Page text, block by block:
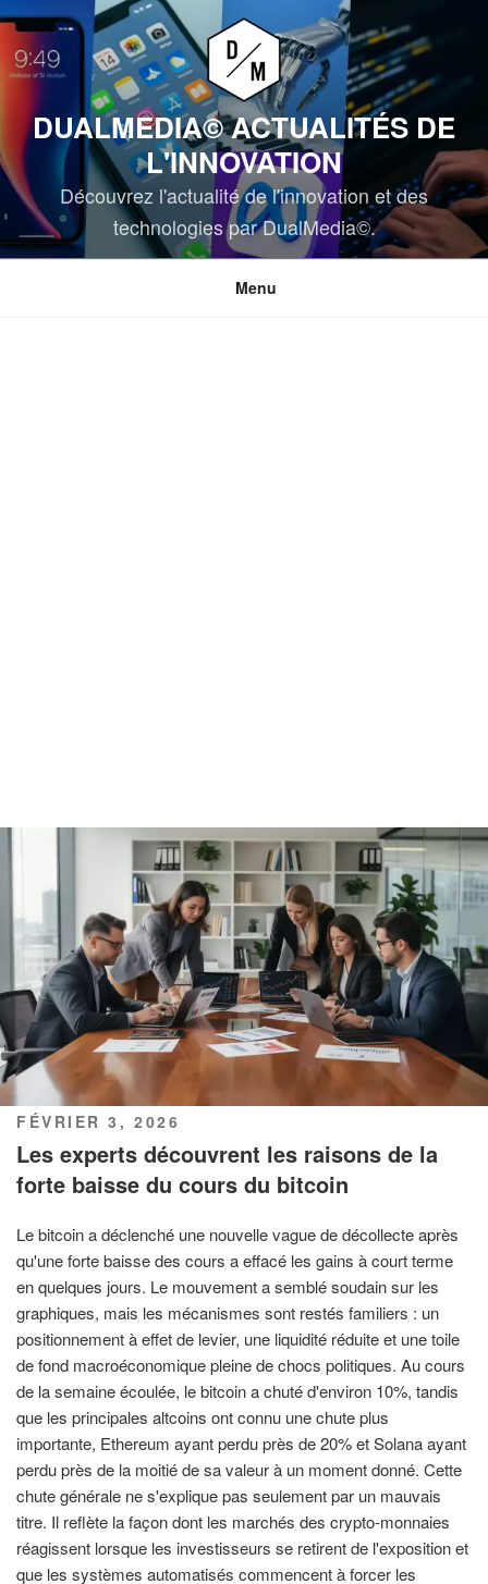
Aller
au
contenu
DUALMEDIA© ACTUALITÉS DE
L'INNOVATION
Découvrez l'actualité de l'innovation et des
technologies par DualMedia©.
Menu
PUBLIÉ
LE
FÉVRIER 3, 2026
Les experts découvrent les raisons de la
forte baisse du cours du bitcoin
Le bitcoin a déclenché une nouvelle vague de décollecte après
qu'une forte baisse des cours a effacé les gains à court terme
en quelques jours. Le mouvement a semblé soudain sur les
graphiques, mais les mécanismes sont restés familiers : un
positionnement à effet de levier, une liquidité réduite et une toile
de fond macroéconomique pleine de chocs politiques. Au cours
de la semaine écoulée, le bitcoin a chuté d'environ 10%, tandis
que les principales altcoins ont connu une chute plus
importante, Ethereum ayant perdu près de 20% et Solana ayant
perdu près de la moitié de sa valeur à un moment donné. Cette
chute générale ne s'explique pas seulement par un mauvais
titre. Il reflète la façon dont les marchés des crypto-monnaies
réagissent lorsque les investisseurs se retirent de l'exposition et
que les systèmes automatisés commencent à forcer les